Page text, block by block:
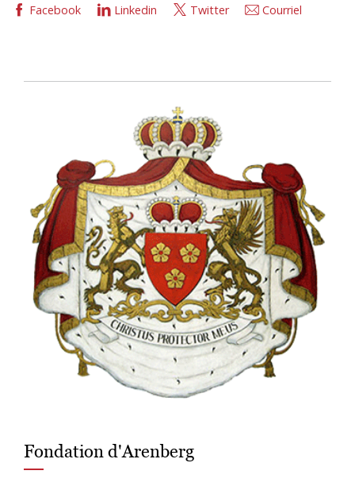
Facebook Linkedin Twitter Courriel
Fondation d'Arenberg